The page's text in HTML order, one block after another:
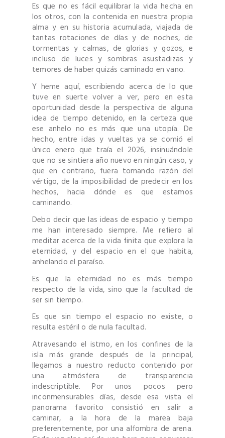
Es que no es fácil equilibrar la vida hecha en
los otros, con la contenida en nuestra propia
alma y en su historia acumulada, viajada de
tantas rotaciones de días y de noches, de
tormentas y calmas, de glorias y gozos, e
incluso de luces y sombras asustadizas y
temores de haber quizás caminado en vano.
Y heme aquí, escribiendo acerca de lo que
tuve en suerte volver a ver, pero en esta
oportunidad desde la perspectiva de alguna
idea de tiempo detenido, en la certeza que
ese anhelo no es más que una utopía. De
hecho, entre idas y vueltas ya se comió el
único enero que traía el 2026, insinuándole
que no se sintiera año nuevo en ningún caso, y
que en contrario, fuera tomando razón del
vértigo, de la imposibilidad de predecir en los
hechos, hacia dónde es que estamos
caminando.
Debo decir que las ideas de espacio y tiempo
me han interesado siempre. Me refiero al
meditar acerca de la vida finita que explora la
eternidad, y del espacio en el que habita,
anhelando el paraíso.
Es que la eternidad no es más tiempo
respecto de la vida, sino que la facultad de
ser sin tiempo.
Es que sin tiempo el espacio no existe, o
resulta estéril o de nula facultad.
Atravesando el istmo, en los confines de la
isla más grande después de la principal,
llegamos a nuestro reducto contenido por
una atmósfera de transparencia
indescriptible. Por unos pocos pero
inconmensurables días, desde esa vista el
panorama favorito consistió en salir a
caminar, a la hora de la marea baja
preferentemente, por una alfombra de arena.